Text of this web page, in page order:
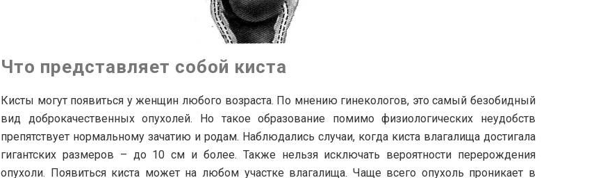
Что представляет собой киста
Кисты могут появиться у женщин любого возраста. По мнению гинекологов, это самый безобидный
вид доброкачественных опухолей. Но такое образование помимо физиологических неудобств
препятствует нормальному зачатию и родам. Наблюдались случаи, когда киста влагалища достигала
гигантских размеров – до 10 см и более. Также нельзя исключать вероятности перерождения
опухоли. Появиться киста может на любом участке влагалища. Чаще всего опухоль проникает в